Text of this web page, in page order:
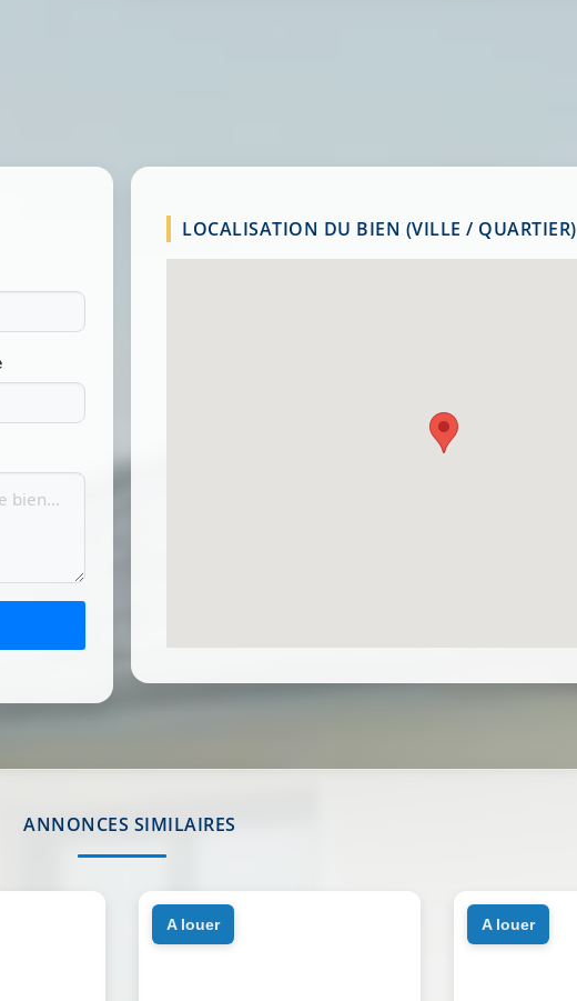
LOCALISATION DU BIEN (VILLE / QUARTIER)
ANNONCES SIMILAIRES
a louer a louer